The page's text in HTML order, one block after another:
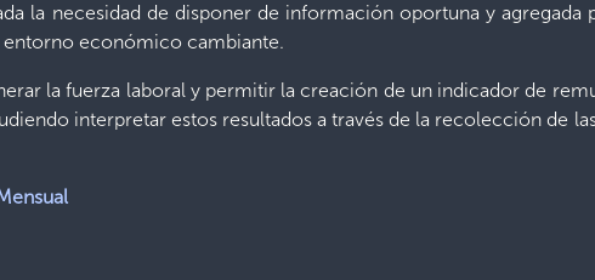
la necesidad de disponer de información oportuna y agregada
entorno económico cambiante.
la fuerza laboral y permitir la creación de un indicador de
interpretar estos resultados a través de la recolección de